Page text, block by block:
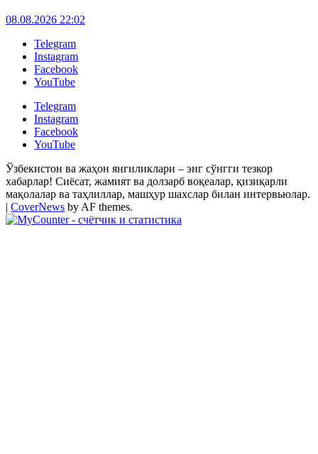
08.08.2026 22:02
Telegram
Instagram
Facebook
YouTube
Telegram
Instagram
Facebook
YouTube
Ўзбекистон ва жаҳон янгиликлари – энг сўнгги тезкор
хабарлар! Сиёсат, жамият ва долзарб воқеалар, қизиқарли
мақолалар ва таҳлиллар, машҳур шахслар билан интервьюлар.
| CoverNews by AF themes.